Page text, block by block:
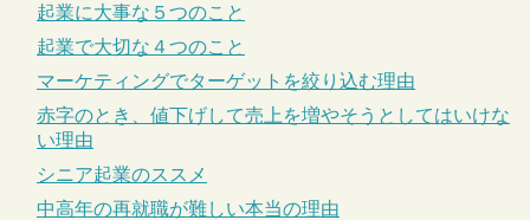
起業に大事な５つのこと
起業で大切な４つのこと
マーケティングでターゲットを絞り込む理由
赤字のとき、値下げして売上を増やそうとしてはいけな
い理由
シニア起業のススメ
中高年の再就職が難しい本当の理由